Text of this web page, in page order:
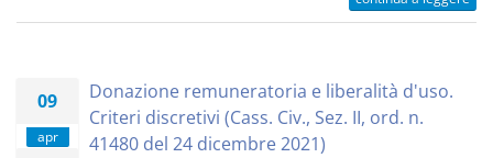
09
apr
Donazione remuneratoria e liberalità d'uso.
Criteri discretivi (Cass. Civ., Sez. II, ord. n.
41480 del 24 dicembre 2021)